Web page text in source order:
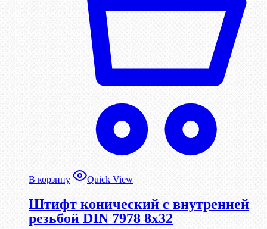
В корзину Quick View
Штифт конический с внутренней
резьбой DIN 7978 8х32